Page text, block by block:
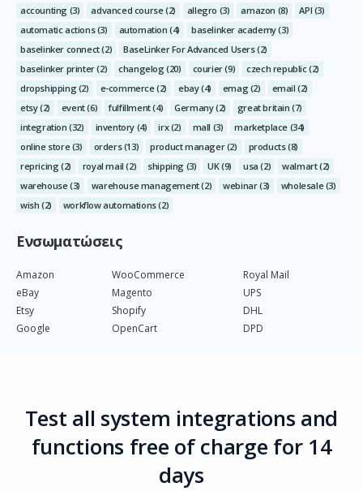
accounting (3) advanced course(2) allegro (3) amazon (8) API (3)
automatic actions(3) automation (4) baselinker academy(3)
baselinker connect(2) BaseLinker For Advanced Users(2)
baselinker printer(2) changelog(20) courier(9) czech republic(2)
dropshipping(2) e-commerce(2) ebay(4) emag(2) email (2)
etsy(2) event(6) fulfillment(4) Germany(2) great britain (7)
integration (32) inventory (4) irx(2) mall (3) marketplace (34)
online store(3) orders(13) product manager(2) products(8)
repricing(2) royal mail (2) shipping (3) UK(9) usa (2) walmart(2)
warehouse(3) warehouse management(2) webinar(3) wholesale(3)
wish (2) workflow automations(2)
Ενσωματώσεις
Amazon
eBay
Etsy
Google
WooCommerce
Magento
Shopify
OpenCart
Royal Mail
UPS
DHL
DPD
Test all system integrations and
functions free of charge for 14
days